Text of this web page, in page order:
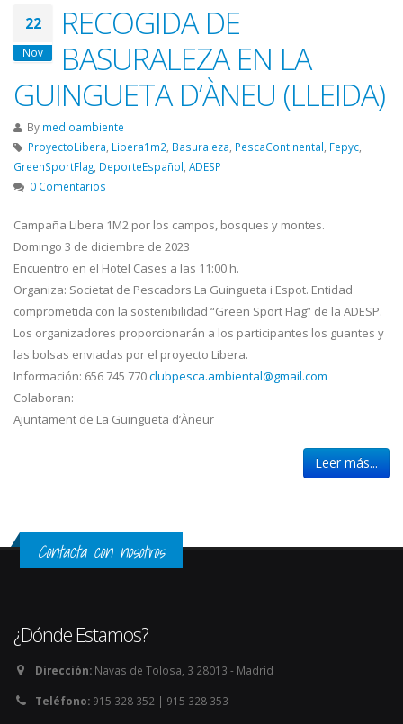
22
Nov
RECOGIDA DE
BASURALEZA EN LA
GUINGUETA D’ÀNEU (LLEIDA)
By medioambiente
ProyectoLibera Libera1m2 Basuraleza PescaContinental Fepyc
GreenSportFlag DeporteEspañol ADESP
0 Comentarios
Campaña Libera 1M2 por los campos, bosques y montes.
Domingo 3 de diciembre de 2023
Encuentro en el Hotel Cases a las 11:00 h.
Organiza: Societat de Pescadors La Guingueta i Espot. Entidad
comprometida con la sostenibilidad “Green Sport Flag” de la ADESP.
Los organizadores proporcionarán a los participantes los guantes y
las bolsas enviadas por el proyecto Libera.
Información: 656 745 770clubpesca.ambiental@gmail.com
Colaboran:
Ajuntament de La Guingueta d’Àneur
Leer más...
Contacta con nosotros
¿Dónde Estamos?
Dirección: Navas de Tolosa, 3 28013 - Madrid
Teléfono: 915 328 352 | 915 328 353